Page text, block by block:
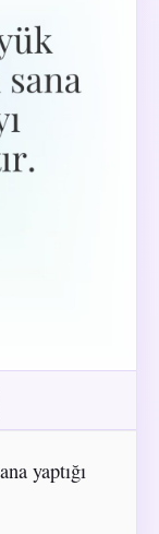
yaptığı